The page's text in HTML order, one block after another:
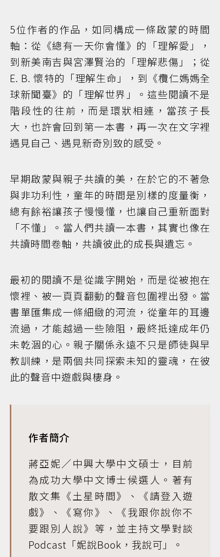
5位作者的作品，如同構成一條啟蒙的時間
軸：從《總有一天你會懂》的「理解愛」，
到新美南吉與宮澤賢治的「理解悲傷」；從
E. B. 懷特的「理解生命」，到《欖仁媽媽全
球新聞臺》的「理解世界」。這些閱讀不是
階段性的往前，而是環狀相連，當孩子長
大，也許會回到第一本書，再一次在文字裡
遇見自己、遇見新奇別致的感受。
早期啟蒙與親子共讀的美，在於它的不著急
與非功利性，童年的時間是別樣的度量衡，
總有餘裕讓孩子慢慢懂，也讓自己重新面對
「不懂」。當人們共讀一本書，其實也像在
共讀時間卷軸，共讀彼此的成長與遺忘。
最初的閱讀不是從識字開始，而是從被抱在
懷裡、被一頁頁翻動的聲音包圍裡出發。當
書單匯集成一條細緻的河流，從童年的耳邊
流過，才能越過一些險阻，最終抵達成年仍
未乾涸的心。親子關係永遠不只是師徒與早
教訓練，是兩個共同探索未知的靈魂，在彼
此的聲音中遊戲與棲身。
作者簡介
蔣亞妮／中興大學中文碩士，目前
為成功大學中文博士候選人。著有
散文集《土星時間》、《請登入遊
戲》、《寫你》、《我跟你說你不
要跟別人說》等，並主持文學對談
Podcast「妮說Book，我說可」。